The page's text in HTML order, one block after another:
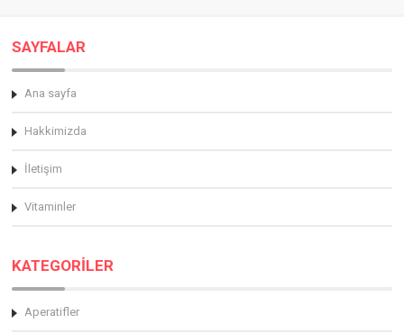
SAYFALAR
Ana sayfa
Hakkimizda
İletişim
Vitaminler
KATEGORİLER
Aperatifler